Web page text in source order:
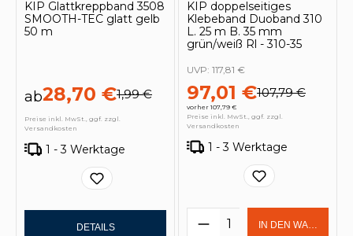
KIP Glattkreppband 3508
SMOOTH-TEC glatt gelb
50 m
ab28,70 €1,99 €
Preise inkl. MwSt., ggf. zzgl.
Versandkosten
1 - 3 Werktage
DETAILS
KIP doppelseitiges
Klebeband Duoband 310
L. 25 m B. 35 mm
grün/weiß Rl - 310-35
97,01 €107,79 €
vorher 107,79 €
UVP: 117,81 €
Preise inkl. MwSt., ggf. zzgl.
Versandkosten
1 - 3 Werktage
Produkt Anzahl:
IN DEN